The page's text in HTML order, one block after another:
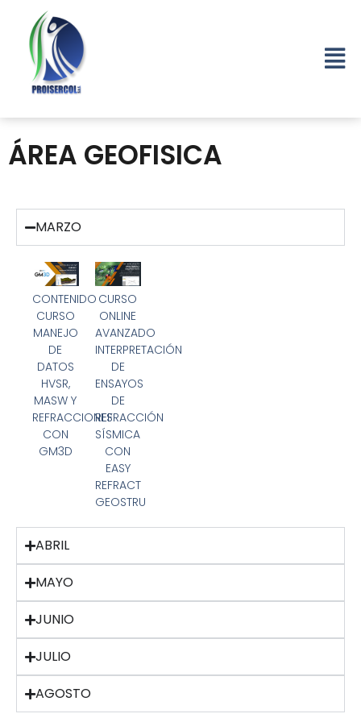
ÁREA GEOFISICA
MARZO
CONTENIDO
CURSO
MANEJO
DE
DATOS
HVSR,
MASW Y
REFRACCIONES
CON
GM3D
CURSO
ONLINE
AVANZADO
INTERPRETACIÓN
DE
ENSAYOS
DE
REFRACCIÓN
SÍSMICA
CON
EASY
REFRACT
GEOSTRU
ABRIL
MAYO
JUNIO
JULIO
AGOSTO